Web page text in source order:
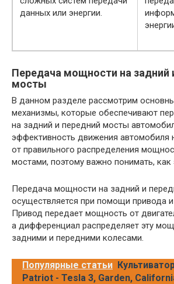
данных или энергии.
Передача мощности на задний
мосты
В данном разделе рассмотрим
механизмы, которые обеспечивают
на задний и передний мосты
эффективность движения автомобиля
от правильного распределения
мостами, поэтому важно понимать, как
Передача мощности на задний и
осуществляется при помощи привода
Привод передает мощность от
а дифференциал распределяет эту
задними и передними колесами.
Популярные статьи
Patriot - Tesla 3, Garden,